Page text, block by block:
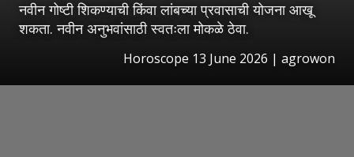
नवीन गोष्टी शिकण्याची किंवा लांबच्या प्रवासाची योजना आखू
शकता. नवीन अनुभवांसाठी स्वतःला मोकळे ठेवा.
Horoscope 13 June 2026 | agrowon